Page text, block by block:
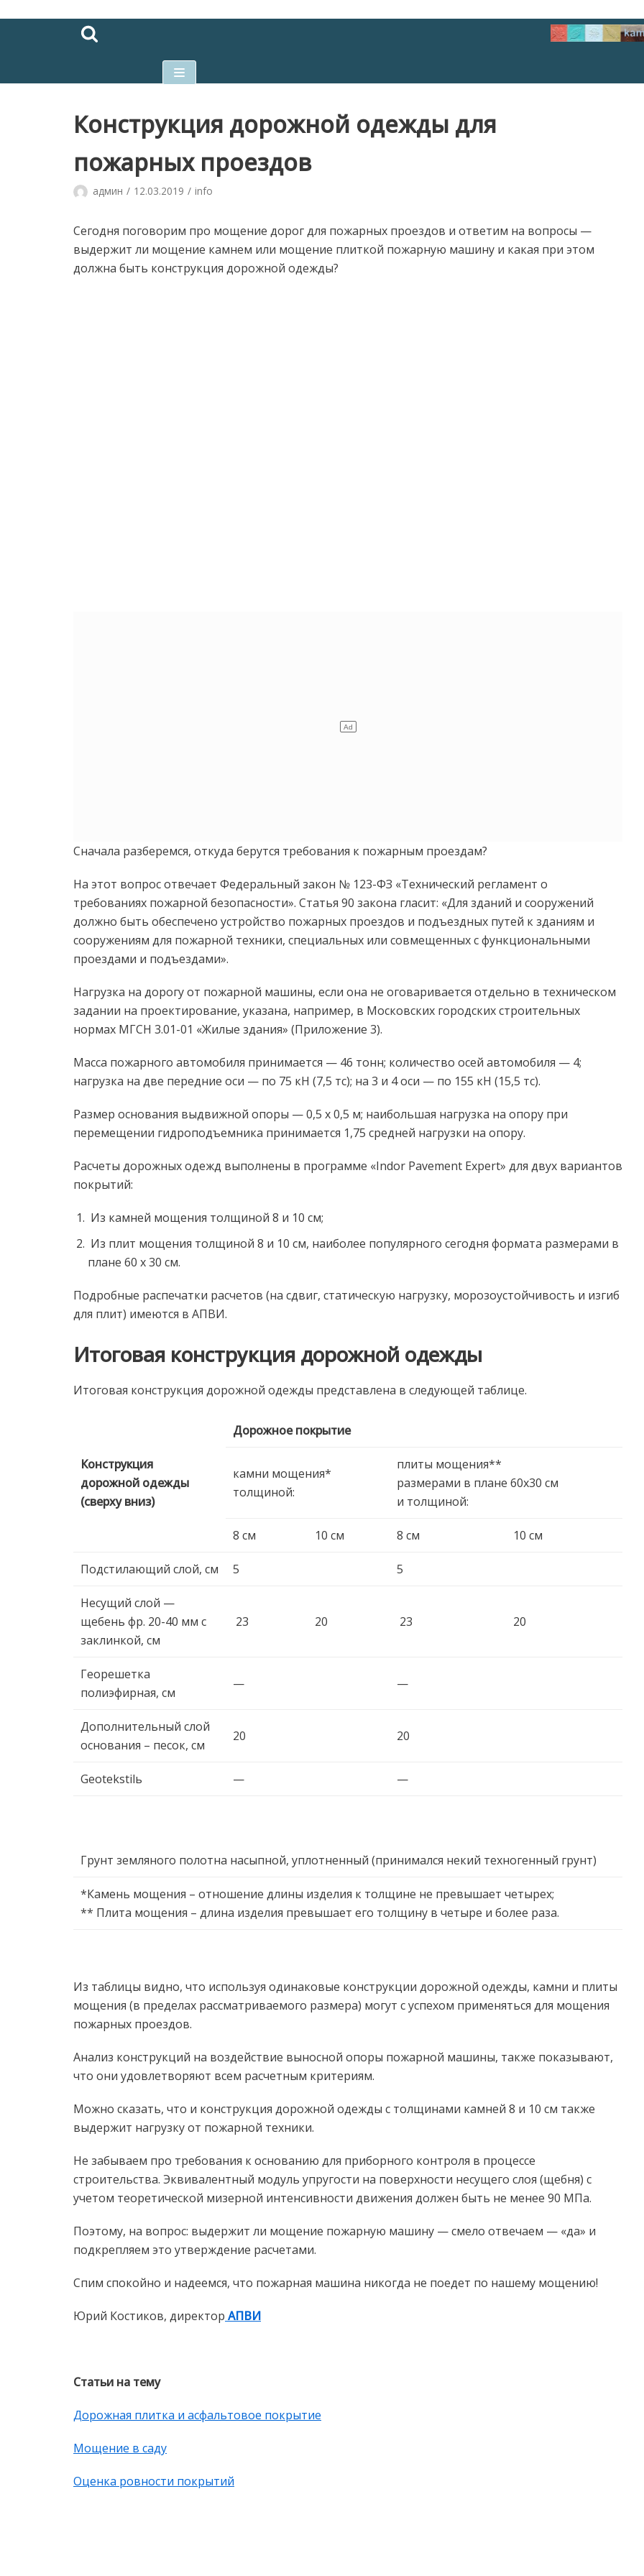
Конструкция дорожной одежды для
пожарных проездов
админ 12.03.2019 info
Сегодня поговорим про мощение дорог для пожарных проездов и ответим на вопросы —
выдержит ли мощение камнем или мощение плиткой пожарную машину и какая при этом
должна быть конструкция дорожной одежды?
Сначала разберемся, откуда берутся требования к пожарным проездам?
На этот вопрос отвечает Федеральный закон № 123-ФЗ «Технический регламент о
требованиях пожарной безопасности». Статья 90 закона гласит: «Для зданий и сооружений
должно быть обеспечено устройство пожарных проездов и подъездных путей к зданиям и
сооружениям для пожарной техники, специальных или совмещенных с функциональными
проездами и подъездами».
Нагрузка на дорогу от пожарной машины, если она не оговаривается отдельно в техническом
задании на проектирование, указана, например, в Московских городских строительных
нормах МГСН 3.01-01 «Жилые здания» (Приложение 3).
Масса пожарного автомобиля принимается — 46 тонн; количество осей автомобиля — 4;
нагрузка на две передние оси — по 75 кН (7,5 тс); на 3 и 4 оси — по 155 кН (15,5 тс).
Размер основания выдвижной опоры — 0,5 х 0,5 м; наибольшая нагрузка на опору при
перемещении гидроподъемника принимается 1,75 средней нагрузки на опору.
Расчеты дорожных одежд выполнены в программе «Indor Pavement Expert» для двух вариантов
покрытий:
Из камней мощения толщиной 8 и 10 см;
Из плит мощения толщиной 8 и 10 см, наиболее популярного сегодня формата размерами в
плане 60 х 30 см.
Подробные распечатки расчетов (на сдвиг, статическую нагрузку, морозоустойчивость и изгиб
для плит) имеются в АПВИ.
Итоговая конструкция дорожной одежды
Итоговая конструкция дорожной одежды представлена в следующей таблице.
Конструкция
дорожной одежды
(сверху вниз)
Дорожное покрытие
камни мощения*
толщиной:
плиты мощения**
размерами в плане 60х30 см
и толщиной:
8 см 10 см 8 см 10 см
Подстилающий слой, cм 5 5
Несущий слой —
щебень фр. 20-40 мм с
заклинкой, cм
23 20 23 20
Георешетка
полиэфирная, cм
— —
Дополнительный слой
основания – песок, cм
20 20
Geotekstilь — —
Грунт земляного полотна насыпной, уплотненный (принимался некий техногенный грунт)
*Камень мощения – отношение длины изделия к толщине не превышает четырех;
** Плита мощения – длина изделия превышает его толщину в четыре и более раза.
Из таблицы видно, что используя одинаковые конструкции дорожной одежды, камни и плиты
мощения (в пределах рассматриваемого размера) могут с успехом применяться для мощения
пожарных проездов.
Анализ конструкций на воздействие выносной опоры пожарной машины, также показывают,
что они удовлетворяют всем расчетным критериям.
Можно сказать, что и конструкция дорожной одежды с толщинами камней 8 и 10 см также
выдержит нагрузку от пожарной техники.
Не забываем про требования к основанию для приборного контроля в процессе
строительства. Эквивалентный модуль упругости на поверхности несущего слоя (щебня) с
учетом теоретической мизерной интенсивности движения должен быть не менее 90 МПа.
Поэтому, на вопрос: выдержит ли мощение пожарную машину — смело отвечаем — «да» и
подкрепляем это утверждение расчетами.
Спим спокойно и надеемся, что пожарная машина никогда не поедет по нашему мощению!
Юрий Костиков, директор АПВИ
Статьи на тему
Дорожная плитка и асфальтовое покрытие
Мощение в саду
Оценка ровности покрытий